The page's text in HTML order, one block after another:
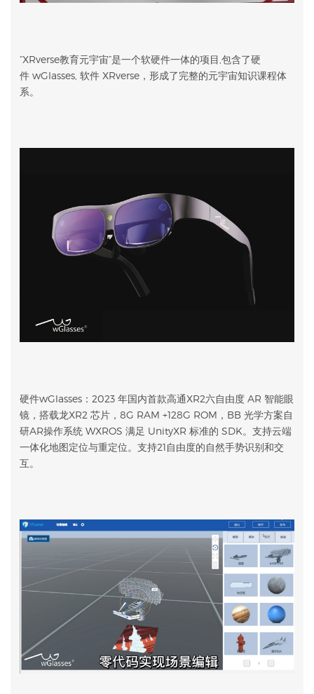
“XRverse教育元宇宙”是一个软硬件一体的项目,包含了硬
件 wGlasses, 软件 XRverse，形成了完整的元宇宙知识课程体
系。
硬件wGlasses：2023 年国内首款高通XR2六自由度 AR 智能眼
镜，搭载龙XR2 芯片，8G RAM +128G ROM，BB 光学方案自
研AR操作系统 WXROS 满足 UnityXR 标准的 SDK。支持云端
一体化地图定位与重定位。支持21自由度的自然手势识别和交
互。